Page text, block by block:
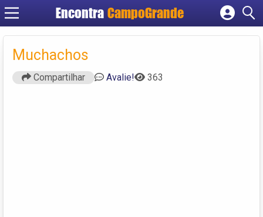
Encontra CampoGrande
Cadastrar empresa
Muchachos
Compartilhar Avalie! 363